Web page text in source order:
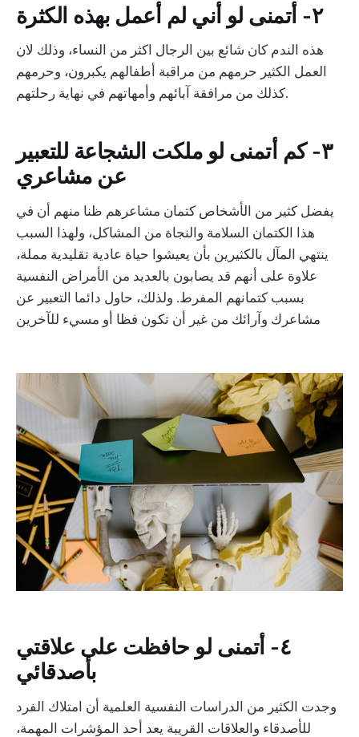
٢- أتمنى لو أني لم أعمل بهذه الكثرة
‏هذه الندم كان شائع بين الرجال اكثر من النساء، وذلك لان
العمل الكثير حرمهم من مراقبة أطفالهم يكبرون، وحرمهم
كذلك من مرافقة آبائهم وأمهاتهم في نهاية رحلتهم.
٣- كم أتمنى لو ملكت الشجاعة للتعبير
عن مشاعري
‏يفضل كثير من الأشخاص كتمان مشاعرهم ظنا منهم أن في
هذا الكتمان السلامة والنجاة من المشاكل، ولهذا السبب
ينتهي المآل بالكثيرين بأن يعيشوا حياة عادية تقليدية مملة،
علاوة على أنهم قد يصابون بالعديد من الأمراض النفسية
بسبب كتمانهم المفرط. ولذلك، حاول دائما التعبير عن
مشاعرك وآرائك من غير أن تكون فظا أو مسيء للآخرين
٤- أتمنى لو حافظت على علاقتي
بأصدقائي
‏وجدت الكثير من الدراسات النفسية العلمية أن امتلاك الفرد
للأصدقاء والعلاقات القريبة يعد أحد المؤشرات المهمة،